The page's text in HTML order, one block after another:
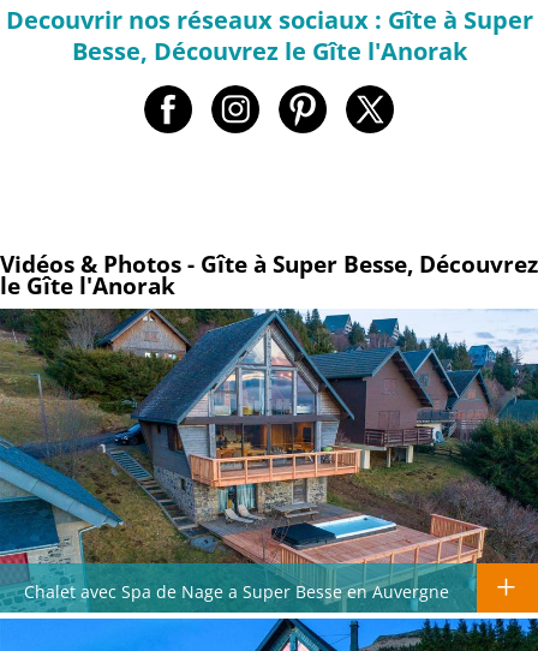
Decouvrir nos réseaux sociaux : Gîte à Super
Besse, Découvrez le Gîte l'Anorak
Vidéos & Photos - Gîte à Super Besse, Découvrez
le Gîte l'Anorak
Chalet avec Spa de Nage a Super Besse en Auvergne